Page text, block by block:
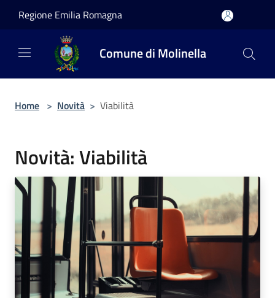
Regione Emilia Romagna
Comune di Molinella
Home > Novità > Viabilità
Novità: Viabilità